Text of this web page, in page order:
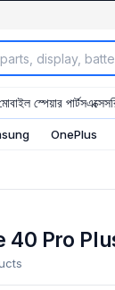
স্পেয়ার পার্টস
OnePlus
40 Pro